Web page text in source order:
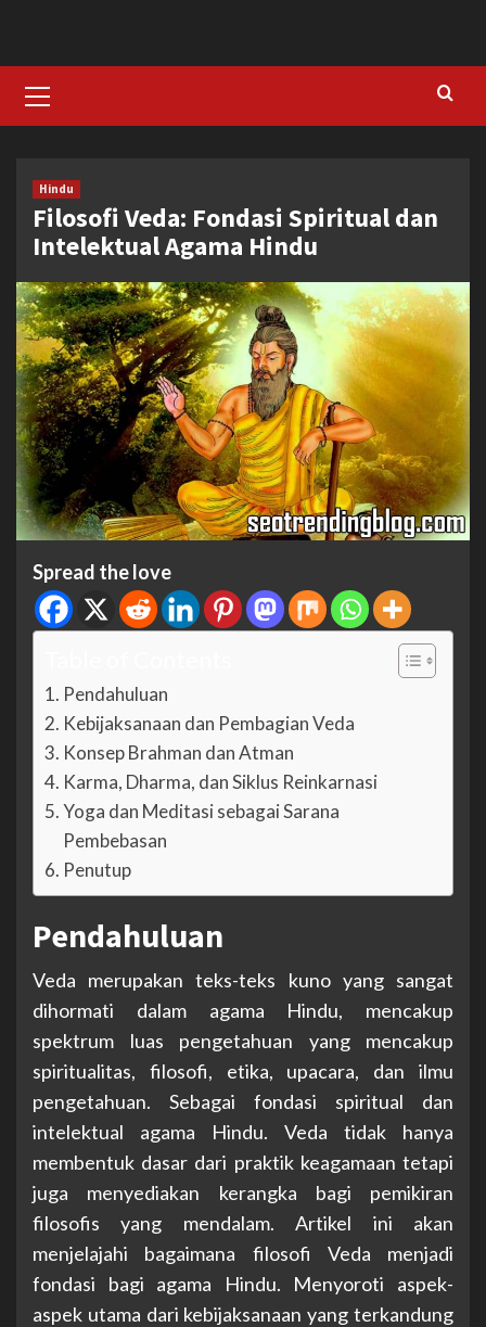
content
Menu
Hindu
Filosofi Veda: Fondasi Spiritual dan
Intelektual Agama Hindu
Spread the love
Pendahuluan
Kebijaksanaan dan Pembagian Veda
Konsep Brahman dan Atman
Karma, Dharma, dan Siklus Reinkarnasi
Yoga dan Meditasi sebagai Sarana
Pembebasan
Penutup
Pendahuluan
Veda merupakan teks-teks kuno yang sangat
dihormati dalam agama Hindu, mencakup
spektrum luas pengetahuan yang mencakup
spiritualitas, filosofi, etika, upacara, dan ilmu
pengetahuan. Sebagai fondasi spiritual dan
intelektual agama Hindu. Veda tidak hanya
membentuk dasar dari praktik keagamaan tetapi
juga menyediakan kerangka bagi pemikiran
filosofis yang mendalam. Artikel ini akan
menjelajahi bagaimana filosofi Veda menjadi
fondasi bagi agama Hindu. Menyoroti aspek-
aspek utama dari kebijaksanaan yang terkandung